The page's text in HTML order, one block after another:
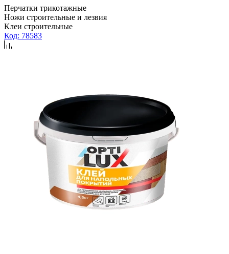
Перчатки трикотажные
Ножи строительные и лезвия
Клеи строительные
Код: 78583